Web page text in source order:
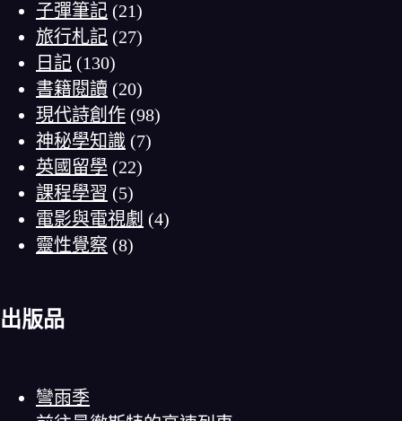
子彈筆記 (21)
旅行札記 (27)
日記 (130)
書籍閱讀 (20)
現代詩創作 (98)
神秘學知識 (7)
英國留學 (22)
課程學習 (5)
電影與電視劇 (4)
靈性覺察 (8)
出版品
彎雨季